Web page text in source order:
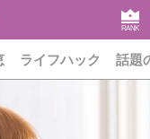
RANK
ライフハック 話題